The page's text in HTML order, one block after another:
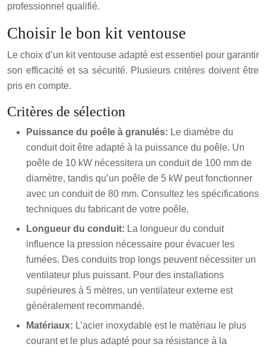
professionnel qualifié.
Choisir le bon kit ventouse
Le choix d’un kit ventouse adapté est essentiel pour garantir
son efficacité et sa sécurité. Plusieurs critères doivent être
pris en compte.
Critères de sélection
Puissance du poêle à granulés: Le diamètre du
conduit doit être adapté à la puissance du poêle. Un
poêle de 10 kW nécessitera un conduit de 100 mm de
diamètre, tandis qu’un poêle de 5 kW peut fonctionner
avec un conduit de 80 mm. Consultez les spécifications
techniques du fabricant de votre poêle.
Longueur du conduit: La longueur du conduit
influence la pression nécessaire pour évacuer les
fumées. Des conduits trop longs peuvent nécessiter un
ventilateur plus puissant. Pour des installations
supérieures à 5 mètres, un ventilateur externe est
généralement recommandé.
Matériaux: L’acier inoxydable est le matériau le plus
courant et le plus adapté pour sa résistance à la